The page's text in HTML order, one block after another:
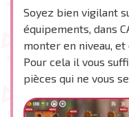
Soyez bien vigilant
équipements, dans
monter en niveau,
Pour cela il vous
pièces qui ne vous